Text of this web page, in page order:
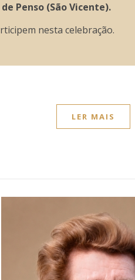
Penso (São Vicente).
nesta celebração.
LER MAIS